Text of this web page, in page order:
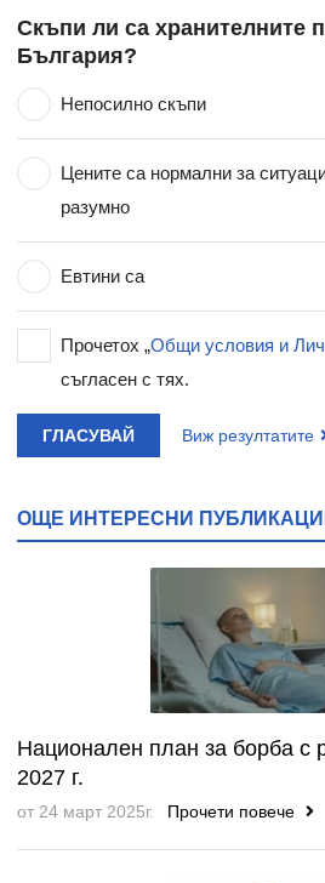
Скъпи ли са хранителните
България?
Непосилно скъпи
Цените са нормални за
разумно
Евтини са
Прочетох „Общи условия и
съгласен с тях.
ГЛАСУВАЙ Виж резултатите
ОЩЕ ИНТЕРЕСНИ
Национален план за борба с
2027 г.
от 24 март 2025г. Прочети повече